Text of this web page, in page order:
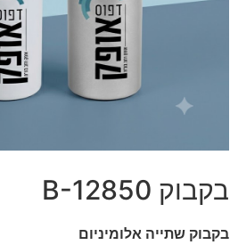
בקבוק B-12850
בקבוק שתייה אלומיניום